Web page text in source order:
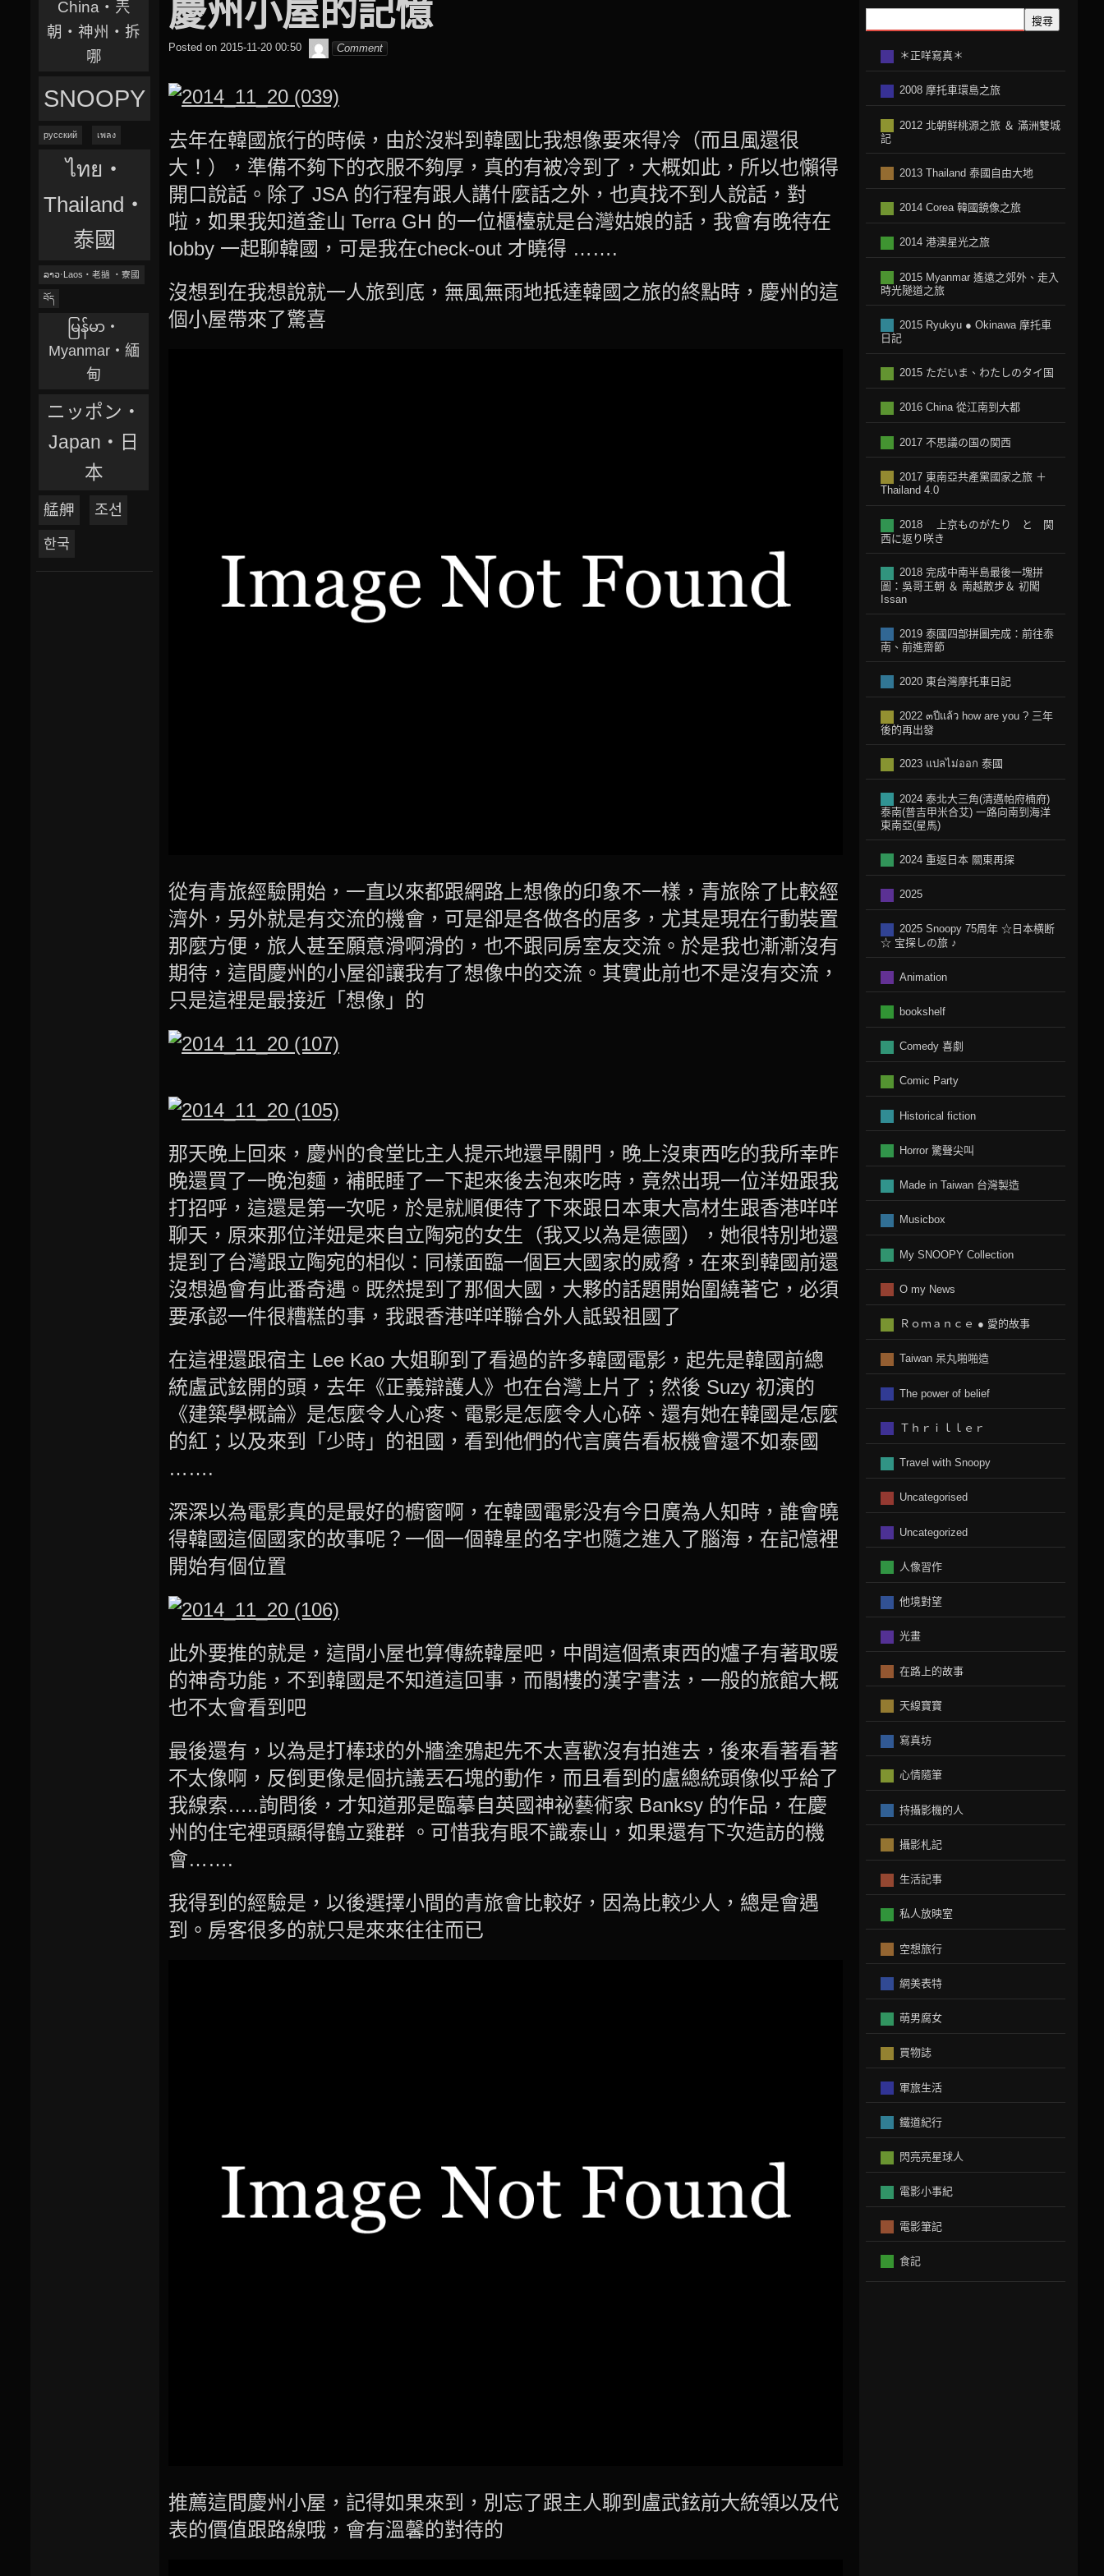
慶州小屋的記憶
Posted on 2015-11-20 00:50 beagle2001_tw
Comment
去年在韓國旅行的時候，由於沒料到韓國比我想像要來得冷（而且風還很
大！），準備不夠下的衣服不夠厚，真的有被冷到了，大概如此，所以也懶得
開口說話。除了 JSA 的行程有跟人講什麼話之外，也真找不到人說話，對
啦，如果我知道釜山 Terra GH 的一位櫃檯就是台灣姑娘的話，我會有晚待在
lobby 一起聊韓國，可是我在check-out 才曉得 …….
沒想到在我想說就一人旅到底，無風無雨地抵達韓國之旅的終點時，慶州的這
個小屋帶來了驚喜
從有青旅經驗開始，一直以來都跟網路上想像的印象不一樣，青旅除了比較經
濟外，另外就是有交流的機會，可是卻是各做各的居多，尤其是現在行動裝置
那麼方便，旅人甚至願意滑啊滑的，也不跟同房室友交流。於是我也漸漸沒有
期待，這間慶州的小屋卻讓我有了想像中的交流。其實此前也不是沒有交流，
只是這裡是最接近「想像」的
那天晚上回來，慶州的食堂比主人提示地還早關門，晚上沒東西吃的我所幸昨
晚還買了一晚泡麵，補眠睡了一下起來後去泡來吃時，竟然出現一位洋妞跟我
打招呼，這還是第一次呢，於是就順便待了下來跟日本東大高材生跟香港咩咩
聊天，原來那位洋妞是來自立陶宛的女生（我又以為是德國），她很特別地還
提到了台灣跟立陶宛的相似：同樣面臨一個巨大國家的威脅，在來到韓國前還
沒想過會有此番奇遇。既然提到了那個大國，大夥的話題開始圍繞著它，必須
要承認一件很糟糕的事，我跟香港咩咩聯合外人詆毀祖國了
在這裡還跟宿主 Lee Kao 大姐聊到了看過的許多韓國電影，起先是韓國前總
統盧武鉉開的頭，去年《正義辯護人》也在台灣上片了；然後 Suzy 初演的
《建築學概論》是怎麼令人心疼、電影是怎麼令人心碎、還有她在韓國是怎麼
的紅；以及來到「少時」的祖國，看到他們的代言廣告看板機會還不如泰國
…….
深深以為電影真的是最好的櫥窗啊，在韓國電影没有今日廣為人知時，誰會曉
得韓國這個國家的故事呢？一個一個韓星的名字也隨之進入了腦海，在記憶裡
開始有個位置
此外要推的就是，這間小屋也算傳統韓屋吧，中間這個煮東西的爐子有著取暖
的神奇功能，不到韓國是不知道這回事，而閣樓的漢字書法，一般的旅館大概
也不太會看到吧
最後還有，以為是打棒球的外牆塗鴉起先不太喜歡沒有拍進去，後來看著看著
不太像啊，反倒更像是個抗議丟石塊的動作，而且看到的盧總統頭像似乎給了
我線索…..詢問後，才知道那是臨摹自英國神祕藝術家 Banksy 的作品，在慶
州的住宅裡頭顯得鶴立雞群 。可惜我有眼不識泰山，如果還有下次造訪的機
會…….
我得到的經驗是，以後選擇小間的青旅會比較好，因為比較少人，總是會遇
到。房客很多的就只是來來往往而已
推薦這間慶州小屋，記得如果來到，別忘了跟主人聊到盧武鉉前大統領以及代
表的價值跟路線哦，會有溫馨的對待的
搜尋
＊正咩寫真＊
2008 摩托車環島之旅
2012 北朝鲜桃源之旅 ＆ 滿洲雙城
記
2013 Thailand 泰國自由大地
2014 Corea 韓國鏡像之旅
2014 港澳星光之旅
2015 Myanmar 遙遠之郊外、走入
時光隧道之旅
2015 Ryukyu ● Okinawa 摩托車
日記
2015 ただいま、わたしのタイ国
2016 China 從江南到大都
2017 不思議の国の関西
2017 東南亞共產黨國家之旅 ＋
Thailand 4.0
2018 上京ものがたり と 関
西に返り咲き
2018 完成中南半島最後一塊拼
圖：吳哥王朝 ＆ 南越散步＆ 初闖
Issan
2019 泰國四部拼圖完成：前往泰
南、前進齋節
2020 東台灣摩托車日記
2022 ๓ปีแล้ว how are you ? 三年
後的再出發
2023 แปลไม่ออก 泰國
2024 泰北大三角(清邁帕府楠府)
泰南(普吉甲米合艾) 一路向南到海洋
東南亞(星馬)
2024 重返日本 關東再探
2025
2025 Snoopy 75周年 ☆日本横断
☆ 宝探しの旅 ♪
Animation
bookshelf
Comedy 喜劇
Comic Party
Historical fiction
Horror 驚聲尖叫
Made in Taiwan 台灣製造
Musicbox
My SNOOPY Collection
O my News
Ｒｏｍａｎｃｅ ● 愛的故事
Taiwan 呆丸啪啪造
The power of belief
Ｔｈｒｉｌｌｅｒ
Travel with Snoopy
Uncategorised
Uncategorized
人像習作
他境對望
光畫
在路上的故事
天線寶寶
寫真坊
心情隨筆
持攝影機的人
攝影札記
生活記事
私人放映室
空想旅行
網美表特
萌男腐女
買物誌
軍旅生活
鐵道紀行
閃亮亮星球人
電影小事紀
電影筆記
食記
China‧兲
朝‧神州‧拆
哪
SNOOPY
русский เพลง
ไทย‧
Thailand‧
泰國
ລາວ‧Laos‧老撾 ‧寮國
བོད
မြန်မာ‧
Myanmar‧緬
甸
ニッポン‧
Japan‧日
本
艋舺 조선
한국